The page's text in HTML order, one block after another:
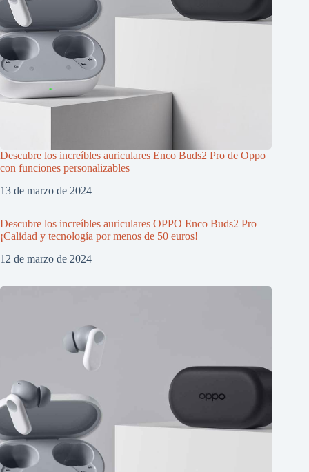
Descubre los increíbles auriculares Enco Buds2 Pro de Oppo
con funciones personalizables
13 de marzo de 2024
Descubre los increíbles auriculares OPPO Enco Buds2 Pro
¡Calidad y tecnología por menos de 50 euros!
12 de marzo de 2024